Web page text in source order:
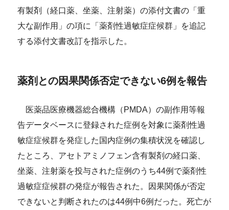
有製剤（経口薬、坐薬、注射薬）の添付文書の「重
大な副作用」の項に「薬剤性過敏症症候群」を追記
する添付文書改訂を指示した。
薬剤との因果関係否定できない6例を報告
医薬品医療機器総合機構（PMDA）の副作用等報
告データベースに登録された症例を対象に薬剤性過
敏症症候群を発症した国内症例の集積状況を確認し
たところ、アセトアミノフェン含有製剤の経口薬、
坐薬、注射薬を投与された症例のうち44例で薬剤性
過敏症症候群の発症が報告された。因果関係が否定
できないと判断されたのは44例中6例だった。死亡が